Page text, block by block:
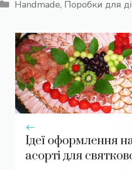
Handmade, Поробки для
Ідеї оформлення
асорті для